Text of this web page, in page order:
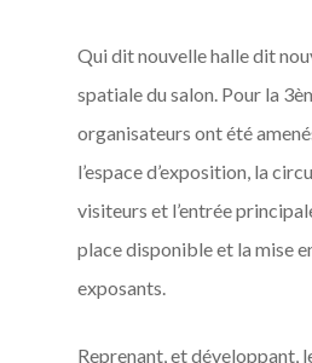
Qui dit nouvelle halle dit
spatiale du salon. Pour la
organisateurs ont été
l’espace d’exposition, la
visiteurs et l’entrée
place disponible et la mise
exposants.
Reprenant, et développant,